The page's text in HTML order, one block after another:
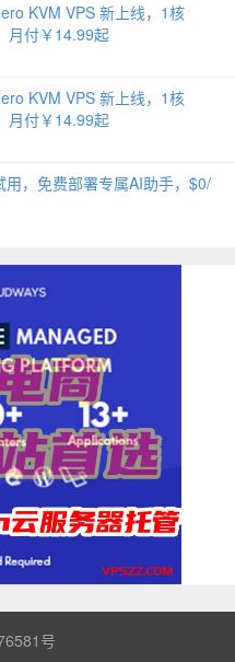
KVM VPS 新上线，1核
月付￥14.99起
KVM VPS 新上线，1核
月付￥14.99起
，免费部署专属AI助手，$0/
号